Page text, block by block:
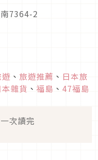
7364-2
、 旅遊推薦 、 日本旅
本雜貨 、 福島 、 47福島
次讀完